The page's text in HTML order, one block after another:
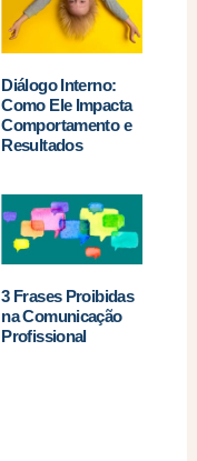
Diálogo Interno:
Como Ele Impacta
Comportamento e
Resultados
3 Frases Proibidas
na Comunicação
Profissional